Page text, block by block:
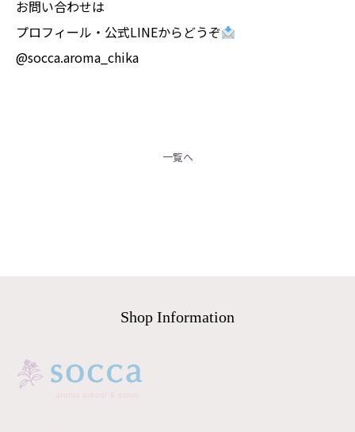
お問い合わせは
プロフィール・公式LINEからどうぞ
@socca.aroma_chika
一覧へ
Shop Information